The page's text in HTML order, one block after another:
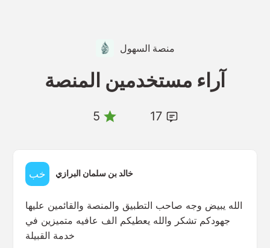
منصة السهول
آراء مستخدمين المنصة
5 17
خالد بن سلمان البرازي
الله يبيض وجه صاحب التطبيق والمنصة والقائمين عليها
جهودكم تشكر والله يعطيكم الف عافيه متميزين في
خدمة القبيلة